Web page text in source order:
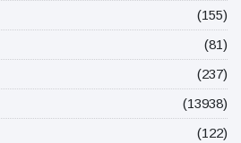
(155)
(81)
(237)
(13938)
(122)